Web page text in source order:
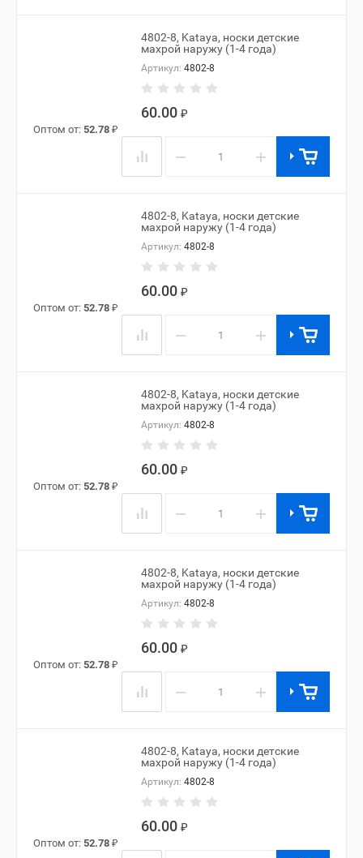
4802-8, Kataya, носки детские
махрой наружу (1-4 года)
Артикул: 4802-8
60.00 ₽
Оптом от: 52.78 ₽
− +
4802-8, Kataya, носки детские
махрой наружу (1-4 года)
Артикул: 4802-8
60.00 ₽
Оптом от: 52.78 ₽
− +
4802-8, Kataya, носки детские
махрой наружу (1-4 года)
Артикул: 4802-8
60.00 ₽
Оптом от: 52.78 ₽
− +
4802-8, Kataya, носки детские
махрой наружу (1-4 года)
Артикул: 4802-8
60.00 ₽
Оптом от: 52.78 ₽
− +
4802-8, Kataya, носки детские
махрой наружу (1-4 года)
Артикул: 4802-8
60.00 ₽
Оптом от: 52.78 ₽